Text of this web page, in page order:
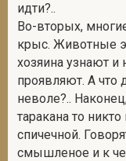
идти?..
Во-вторых,
крыс. Животные
хозяина узнают
проявляют. А что
неволе?..
таракана то
спичечной.
смышленое и к